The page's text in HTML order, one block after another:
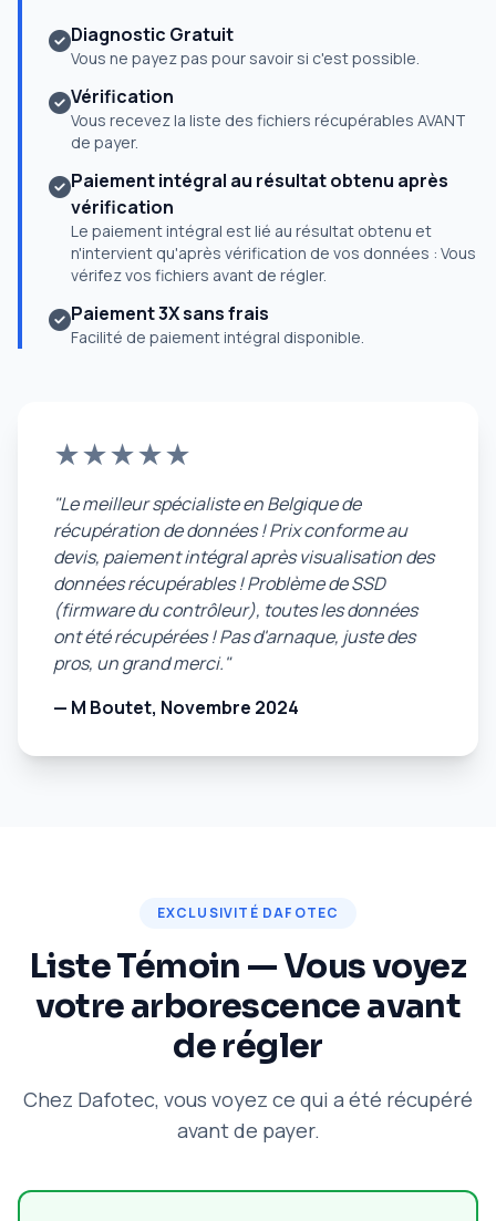
Diagnostic Gratuit
Vous ne payez pas pour savoir si c'est possible.
Vérification
Vous recevez la liste des fichiers récupérables AVANT
de payer.
Paiement intégral au résultat obtenu après
vérification
Le paiement intégral est lié au résultat obtenu et
n'intervient qu'après vérification de vos données : Vous
vérifez vos fichiers avant de régler.
Paiement 3X sans frais
Facilité de paiement intégral disponible.
★★★★★
"Le meilleur spécialiste en Belgique de
récupération de données ! Prix conforme au
devis, paiement intégral après visualisation des
données récupérables ! Problème de SSD
(firmware du contrôleur), toutes les données
ont été récupérées ! Pas d'arnaque, juste des
pros, un grand merci."
— M Boutet, Novembre 2024
EXCLUSIVITÉ DAFOTEC
Liste Témoin — Vous voyez
votre arborescence avant
de régler
Chez Dafotec, vous voyez ce qui a été récupéré
avant de payer.